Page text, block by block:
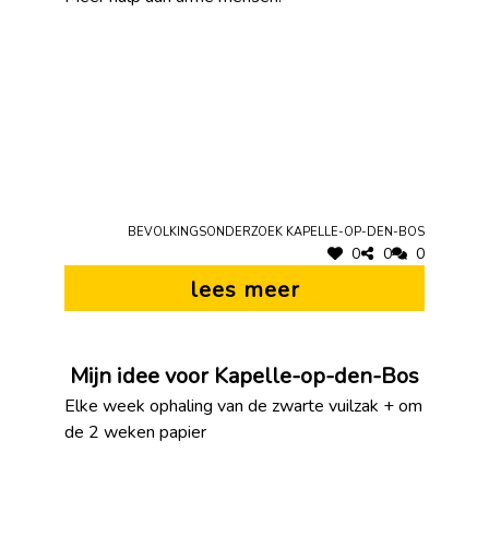
Bevolkingsonderzoek Kapelle-op-den-Bos
0 0 0
lees meer
Mijn idee voor Kapelle-op-den-Bos
Elke week ophaling van de zwarte vuilzak + om
de 2 weken papier